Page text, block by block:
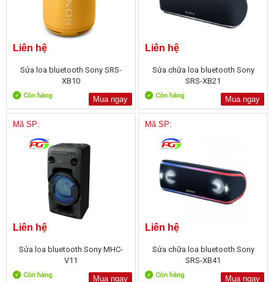
Liên hệ
Sửa loa bluetooth Sony SRS-
XB10
Mua ngay
Liên hệ
Sửa chữa loa bluetooth Sony
SRS-XB21
Mua ngay
Mã SP:
Liên hệ
Sửa loa bluetooth Sony MHC-
V11
Mua ngay
Mã SP:
Liên hệ
Sửa chữa loa bluetooth Sony
SRS-XB41
Mua ngay